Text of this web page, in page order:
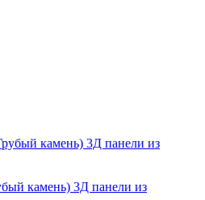
камень) 3Д панели из